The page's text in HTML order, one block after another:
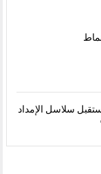
الحوار حول مستقبل سلاسل الإمداد